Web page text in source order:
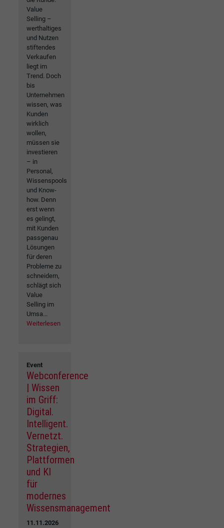
Value
Selling –
werthaltiges
und Nutzen
stiftendes
Verkaufen
liegt im
Trend. Doch
bis
Unternehmen
wissen, was
Kunden
wirklich
wollen,
müssen sie
investieren
– in
Personal,
Wissenspools
und Know-
how. Denn
erst wenn
es gelingt,
mit Kunden
passgenau
Lösungen
für deren
Probleme zu
schneidern,
schlägt sich
Value
Selling im
Umsa...
Weiterlesen
Event
Webconference
| Wissen
im Griff:
Digital.
Intelligent.
Vernetzt.
Strategien,
Plattformen
und KI
für
modernes
Wissensmanagement
11.11.2026